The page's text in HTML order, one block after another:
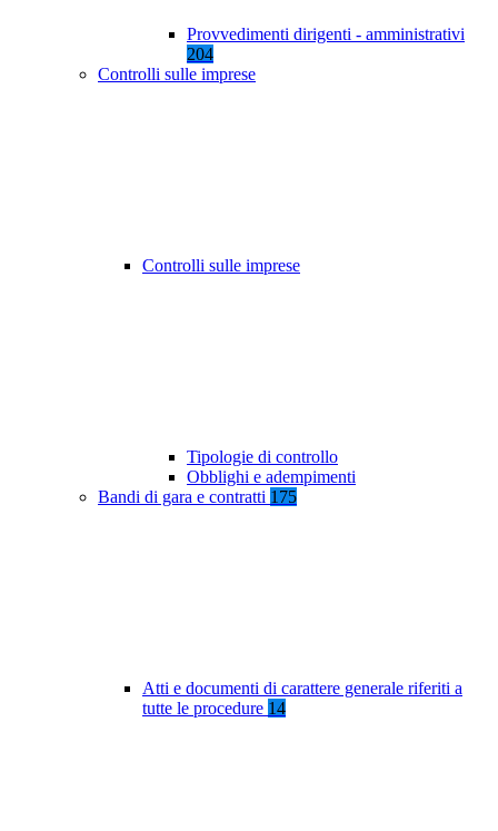
Provvedimenti dirigenti - amministrativi
204
Controlli sulle imprese
Controlli sulle imprese
Tipologie di controllo
Obblighi e adempimenti
Bandi di gara e contratti 175
Atti e documenti di carattere generale riferiti a
tutte le procedure 14